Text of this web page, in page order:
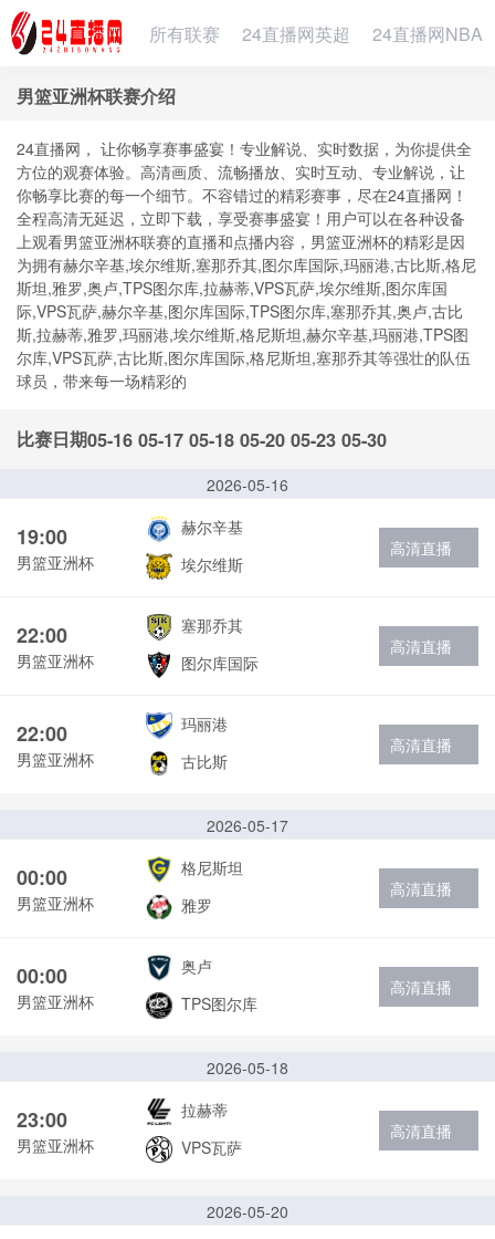
所有联赛 24直播网英超 24直播网NBA
男篮亚洲杯联赛介绍
24直播网， 让你畅享赛事盛宴！专业解说、实时数据，为你提供全
方位的观赛体验。高清画质、流畅播放、实时互动、专业解说，让
你畅享比赛的每一个细节。不容错过的精彩赛事，尽在24直播网！
全程高清无延迟，立即下载，享受赛事盛宴！用户可以在各种设备
上观看男篮亚洲杯联赛的直播和点播内容，男篮亚洲杯的精彩是因
为拥有赫尔辛基,埃尔维斯,塞那乔其,图尔库国际,玛丽港,古比斯,格尼
斯坦,雅罗,奥卢,TPS图尔库,拉赫蒂,VPS瓦萨,埃尔维斯,图尔库国
际,VPS瓦萨,赫尔辛基,图尔库国际,TPS图尔库,塞那乔其,奥卢,古比
斯,拉赫蒂,雅罗,玛丽港,埃尔维斯,格尼斯坦,赫尔辛基,玛丽港,TPS图
尔库,VPS瓦萨,古比斯,图尔库国际,格尼斯坦,塞那乔其等强壮的队伍
球员，带来每一场精彩的
比赛日期05-16 05-17 05-18 05-20 05-23 05-30
2026-05-16
19:00
男篮亚洲杯
赫尔辛基
埃尔维斯
高清直播
22:00
男篮亚洲杯
塞那乔其
图尔库国际
高清直播
22:00
男篮亚洲杯
玛丽港
古比斯
高清直播
2026-05-17
00:00
男篮亚洲杯
格尼斯坦
雅罗
高清直播
00:00
男篮亚洲杯
奥卢
TPS图尔库
高清直播
2026-05-18
23:00
男篮亚洲杯
拉赫蒂
VPS瓦萨
高清直播
2026-05-20